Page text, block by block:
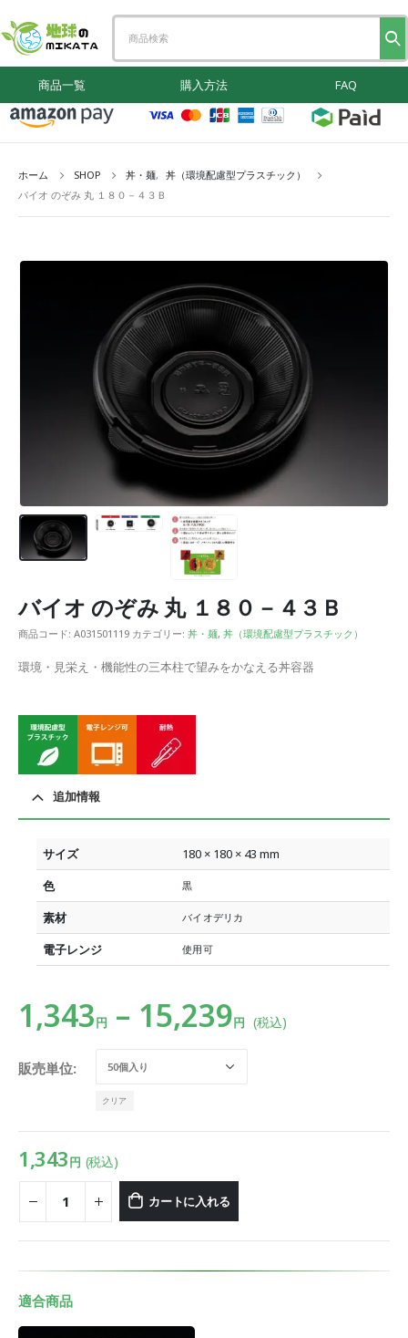
商品一覧 購入方法 FAQ
ホーム SHOP 丼・麺, 丼（環境配慮型プラスチック）
バイオ のぞみ 丸 １８０－４３Ｂ
バイオ のぞみ 丸 １８０－４３Ｂ
商品コード: A031501119 カテゴリー: 丼・麺, 丼（環境配慮型プラスチック）
環境・見栄え・機能性の三本柱で望みをかなえる丼容器
追加情報
サイズ
180 × 180 × 43 mm
色
黒
素材 バイオデリカ
電子レンジ 使用可
1,343円 – 15,239円 (税込)
販売単位
クリア
1,343円 (税込)
カートに入れる
適合商品